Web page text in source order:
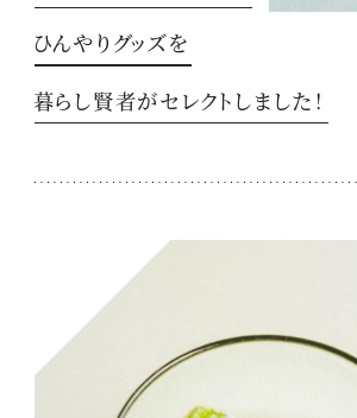
ひんやりグッズを
暮らし賢者がセレクトしました！